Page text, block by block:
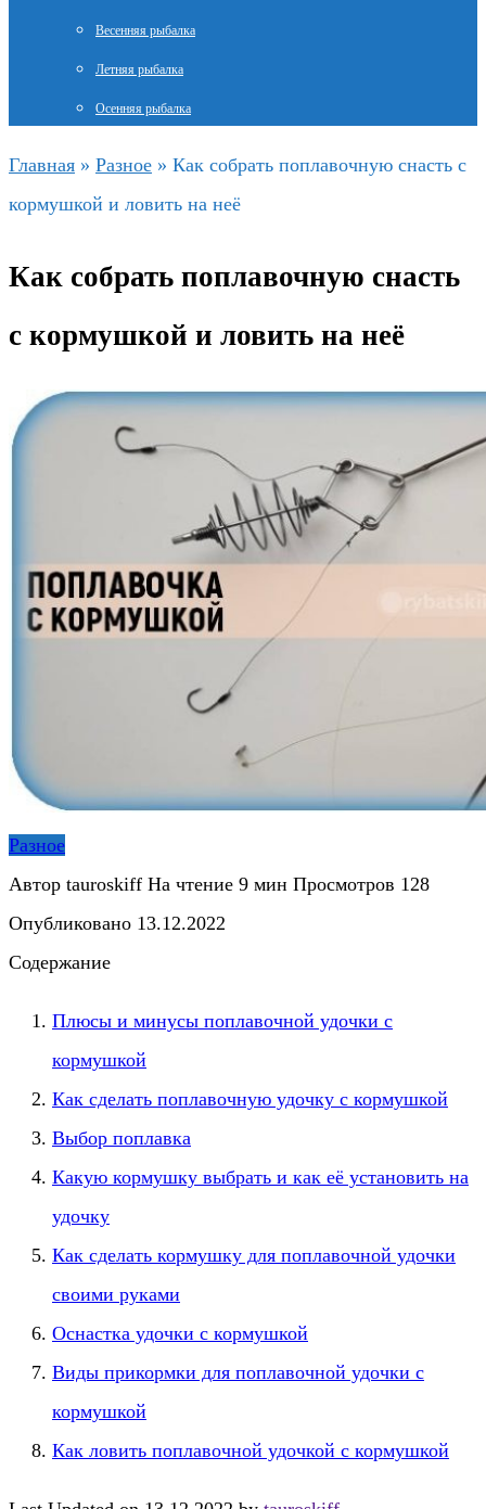
Весенняя рыбалка
Летняя рыбалка
Осенняя рыбалка
Главная » Разное » Как собрать поплавочную снасть с
кормушкой и ловить на неё
Как собрать поплавочную снасть
с кормушкой и ловить на неё
Разное
Автор tauroskiff На чтение 9 мин Просмотров 128
Опубликовано 13.12.2022
Содержание
Плюсы и минусы поплавочной удочки с
кормушкой
Как сделать поплавочную удочку с кормушкой
Выбор поплавка
Какую кормушку выбрать и как её установить на
удочку
Как сделать кормушку для поплавочной удочки
своими руками
Оснастка удочки с кормушкой
Виды прикормки для поплавочной удочки с
кормушкой
Как ловить поплавочной удочкой с кормушкой